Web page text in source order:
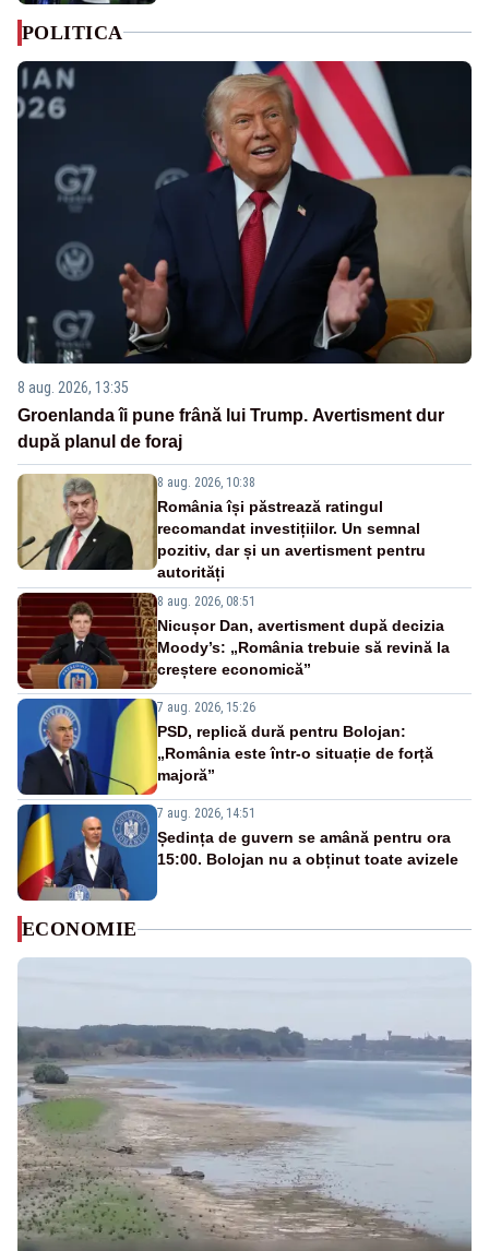
POLITICA
8 aug. 2026, 13:35
Groenlanda îi pune frână lui Trump. Avertisment dur
după planul de foraj
8 aug. 2026, 10:38
România își păstrează ratingul
recomandat investițiilor. Un semnal
pozitiv, dar și un avertisment pentru
autorități
8 aug. 2026, 08:51
Nicușor Dan, avertisment după decizia
Moody’s: „România trebuie să revină la
creștere economică”
7 aug. 2026, 15:26
PSD, replică dură pentru Bolojan:
„România este într-o situație de forță
majoră”
7 aug. 2026, 14:51
Ședința de guvern se amână pentru ora
15:00. Bolojan nu a obținut toate avizele
ECONOMIE